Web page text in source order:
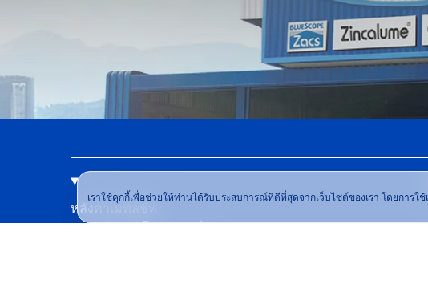
หลังคาเมทัลชีท
เมทัลชีทบลูสโคป แซคส์
เราใช้คุกกี้เพื่อช่วยให้ท่านได้รับประสบการณ์ที่ดีที่สุดจากเว็บไซต์ของเรา โดยการใ